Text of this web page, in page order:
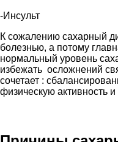
-Инсульт
К сожалению сахарный
болезнью, а потому
нормальный уровень
избежать осложнений
сочетает :
физическую активность